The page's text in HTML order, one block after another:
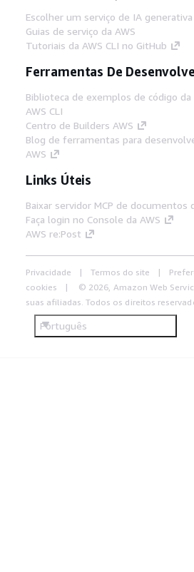
Escolher um serviço de IA generativa
Guias de serviço da AWS
Tutoriais da AWS CLI no GitHub
Ferramentas De
Biblioteca de exemplos de código da
AWS CLI
Centro de Builders AWS
Blog de ferramentas para
AWS
Links Úteis
Baixar servidor MCP de documentos
Faça login no Console da AWS
AWS re:Post
Privacidade Termos do site
cookies
© 2026, Amazon Web
suas afiliadas. Todos os direitos
Português